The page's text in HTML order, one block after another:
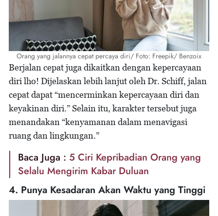
Orang yang jalannya cepat percaya diri/ Foto: Freepik/ Benzoix
Berjalan cepat juga dikaitkan dengan kepercayaan
diri lho! Dijelaskan lebih lanjut oleh Dr. Schiff, jalan
cepat dapat “mencerminkan kepercayaan diri dan
keyakinan diri.” Selain itu, karakter tersebut juga
menandakan “kenyamanan dalam menavigasi
ruang dan lingkungan.”
Baca Juga : 5 Ciri Kepribadian Orang yang
Selalu Mengirim Kabar Duluan
4. Punya Kesadaran Akan Waktu yang Tinggi